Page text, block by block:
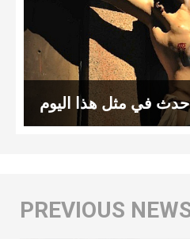
حدث في مثل هذا اليوم